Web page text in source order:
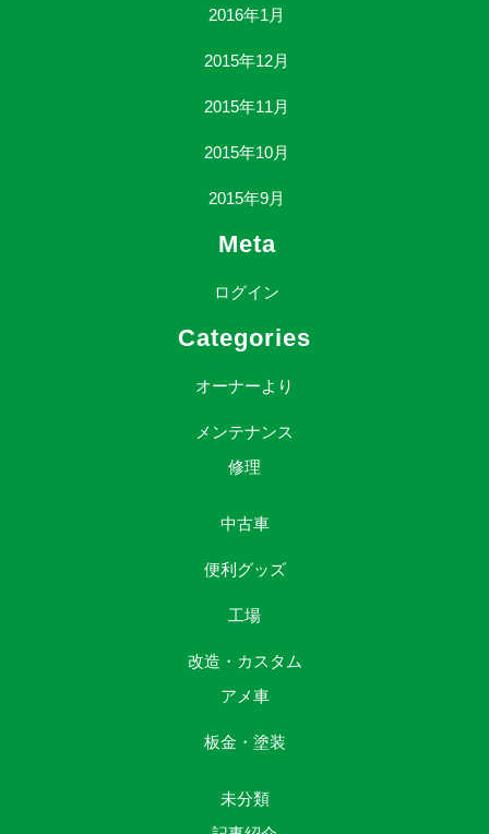
2016年1月
2015年12月
2015年11月
2015年10月
2015年9月
Meta
ログイン
Categories
オーナーより
メンテナンス
修理
中古車
便利グッズ
工場
改造・カスタム
アメ車
板金・塗装
未分類